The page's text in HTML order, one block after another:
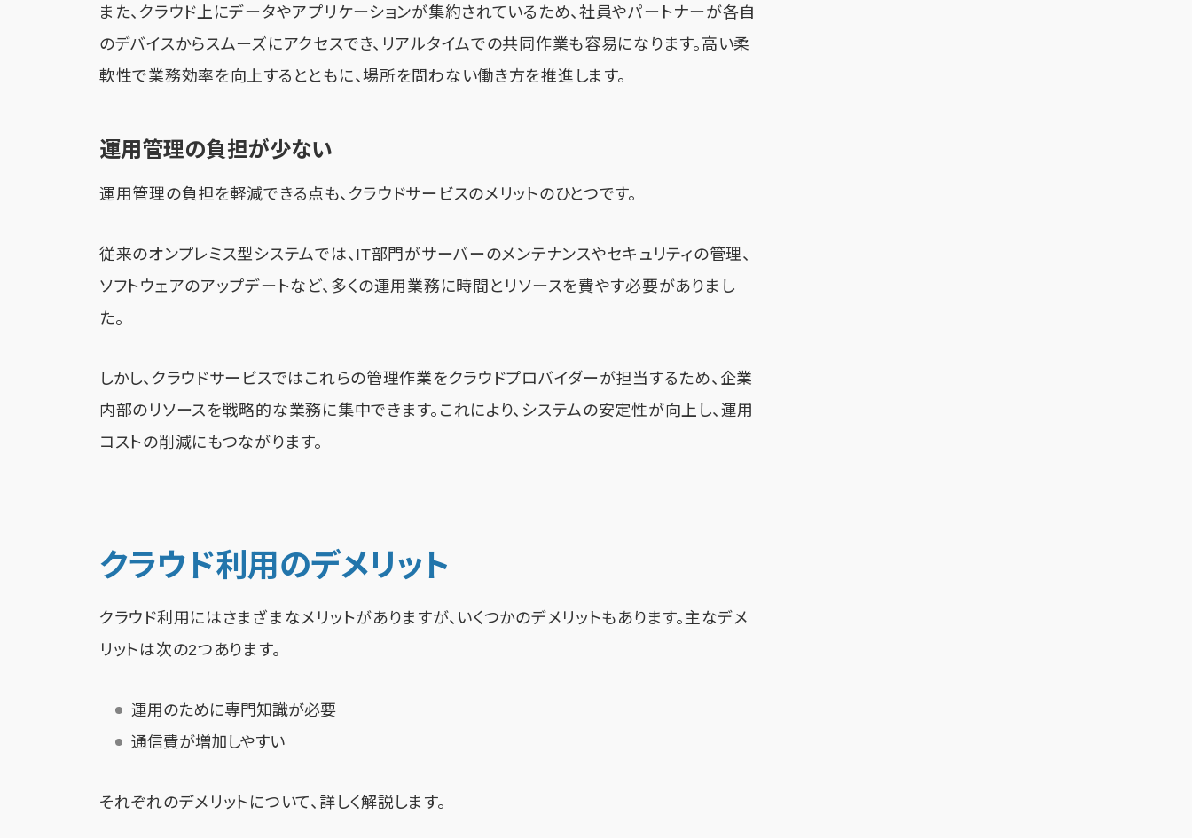
また、クラウド上にデータやアプリケーションが集約されているため、社員やパートナーが各自
のデバイスからスムーズにアクセスでき、リアルタイムでの共同作業も容易になります。高い柔
軟性で業務効率を向上するとともに、場所を問わない働き方を推進します。
運用管理の負担が少ない
運用管理の負担を軽減できる点も、クラウドサービスのメリットのひとつです。
従来のオンプレミス型システムでは、IT部門がサーバーのメンテナンスやセキュリティの管理、
ソフトウェアのアップデートなど、多くの運用業務に時間とリソースを費やす必要がありまし
た。
しかし、クラウドサービスではこれらの管理作業をクラウドプロバイダーが担当するため、企業
内部のリソースを戦略的な業務に集中できます。これにより、システムの安定性が向上し、運用
コストの削減にもつながります。
クラウド利用のデメリット
クラウド利用にはさまざまなメリットがありますが、いくつかのデメリットもあります。主なデメ
リットは次の2つあります。
運用のために専門知識が必要
通信費が増加しやすい
それぞれのデメリットについて、詳しく解説します。